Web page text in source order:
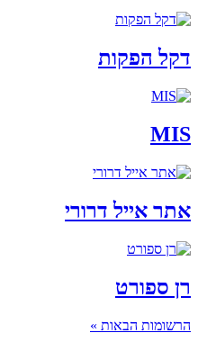
דקל הפקות
MIS
אתר אייל דרורי
רן ספורט
הרשומות הבאות »